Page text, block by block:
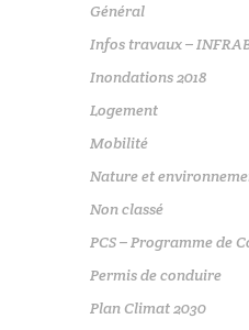
Général
Infos travaux –
Inondations 2018
Logement
Mobilité
Nature et
Non classé
PCS – Programme de
Permis de conduire
Plan Climat 2030